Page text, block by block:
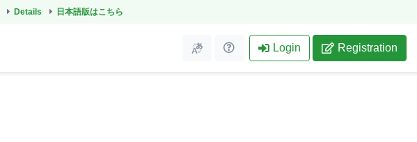
Details 日本語版はこちら
Login Registration